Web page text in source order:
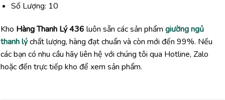
Số Lượng: 10
Kho Hàng Thanh Lý 436 luôn sẵn các sản phẩm giường ngủ
thanh lýchất lượng, hàng đạt chuẩn và còn mới đến 99%. Nếu
các bạn có nhu cầu hãy liên hệ với chúng tôi qua Hotline, Zalo
hoặc đến trực tiếp kho để xem sản phẩm.